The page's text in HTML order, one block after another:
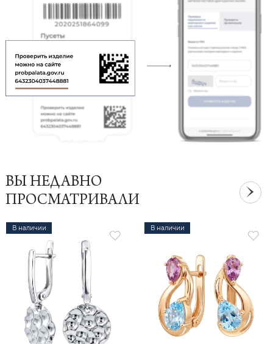
ВЫ НЕДАВНО
ПРОСМАТРИВАЛИ
В наличии В наличии